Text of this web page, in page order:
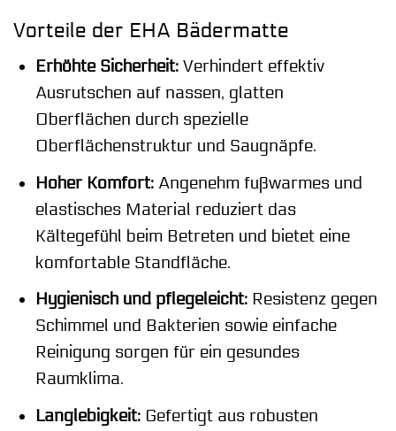
Vorteile der EHA Bädermatte
Erhöhte Sicherheit:Verhindert effektiv
Ausrutschen auf nassen, glatten
Oberflächen durch spezielle
Oberflächenstruktur und Saugnäpfe.
Hoher Komfort:Angenehm fußwarmes und
elastisches Material reduziert das
Kältegefühl beim Betreten und bietet eine
komfortable Standfläche.
Hygienisch und pflegeleicht:Resistenz gegen
Schimmel und Bakterien sowie einfache
Reinigung sorgen für ein gesundes
Raumklima.
Langlebigkeit:Gefertigt aus robusten